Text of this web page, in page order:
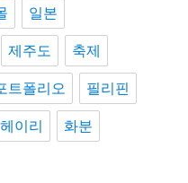
일본
제주도 축제
트폴리오 필리핀
헤이리 화분